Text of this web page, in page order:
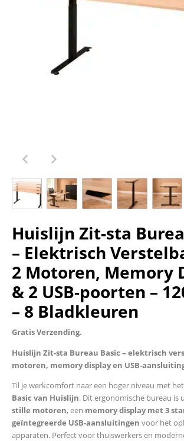
Huislijn Zit-sta
– Elektrisch
2 Motoren, Memory
& 2 USB-poorten –
– 8 Bladkleuren
Gratis Verzending.
Huislijn Zit-sta Bureau Basic – elektrisch
motoren, memory display en USB-
Til je werkcomfort naar een hoger niveau met het
Basic van Huislijn. Dit ergonomische bureau is
stille motoren, een memory display met 3
geïntegreerde USB-aansluitingen voor het
apparaten. Perfect voor thuiswerkers en